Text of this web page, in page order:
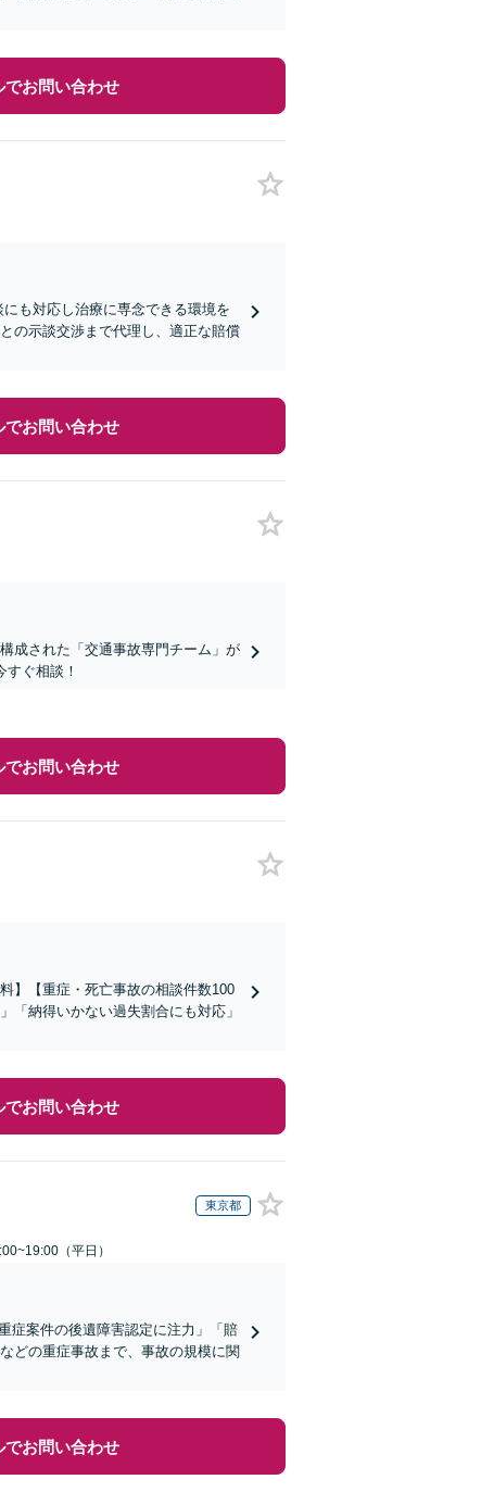
でお問い合わせ
も対応し治療に専念できる環境を
の示談交渉まで代理し、適正な賠償
でお問い合わせ
成された「交通事故専門チーム」が
ぐ相談！
でお問い合わせ
】【重症・死亡事故の相談件数100
「納得いかない過失割合にも対応」
でお問い合わせ
東京都
（平日）
症案件の後遺障害認定に注力」「賠
どの重症事故まで、事故の規模に関
でお問い合わせ